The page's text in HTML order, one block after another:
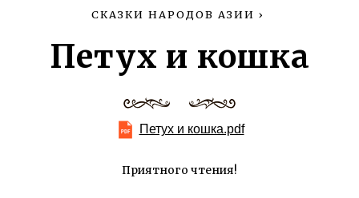
СКАЗКИ НАРОДОВ АЗИИ ›
Петух и кошка
Петух и кошка.pdf
Приятного чтения!